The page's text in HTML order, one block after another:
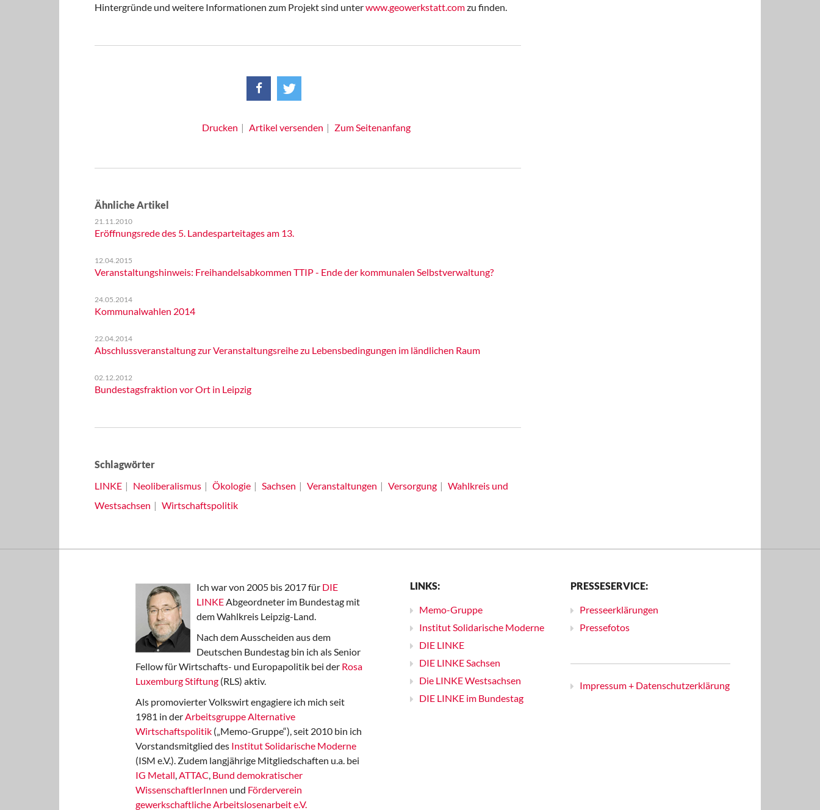
Hintergründe und weitere Informationen zum Projekt sind unterwww.geowerkstatt.comzu finden.
Drucken Artikel versenden Zum Seitenanfang
Ähnliche Artikel
21.11.2010
Eröffnungsrede des 5. Landesparteitages am 13.
12.04.2015
Veranstaltungshinweis: Freihandelsabkommen TTIP - Ende der kommunalen Selbstverwaltung?
24.05.2014
Kommunalwahlen 2014
22.04.2014
Abschlussveranstaltung zur Veranstaltungsreihe zu Lebensbedingungen im ländlichen Raum
02.12.2012
Bundestagsfraktion vor Ort in Leipzig
Schlagwörter
LINKE
Neoliberalismus Ökologie Sachsen Veranstaltungen Versorgung
Wahlkreis und
Westsachsen
Wirtschaftspolitik
Ich war von 2005 bis 2017 für DIE
LINKE Abgeordneter im Bundestag mit
dem Wahlkreis Leipzig-Land.
Nach dem Ausscheiden aus dem
Deutschen Bundestag bin ich als Senior
Fellow für Wirtschafts- und Europapolitik bei der Rosa
Luxemburg Stiftung (RLS) aktiv.
Als promovierter Volkswirt engagiere ich mich seit
1981 in der Arbeitsgruppe Alternative
Wirtschaftspolitik („Memo-Gruppe“), seit 2010 bin ich
Vorstandsmitglied des Institut Solidarische Moderne
(ISM e.V.). Zudem langjährige Mitgliedschaften u.a. bei
IG Metall ATTAC Bund demokratischer
WissenschaftlerInnen und Förderverein
gewerkschaftliche Arbeitslosenarbeit e.V.
LINKS:
Memo-Gruppe
Institut Solidarische Moderne
DIE LINKE
DIE LINKE Sachsen
Die LINKE Westsachsen
DIE LINKE im Bundestag
PRESSESERVICE:
Presseerklärungen
Pressefotos
Impressum + Datenschutzerklärung